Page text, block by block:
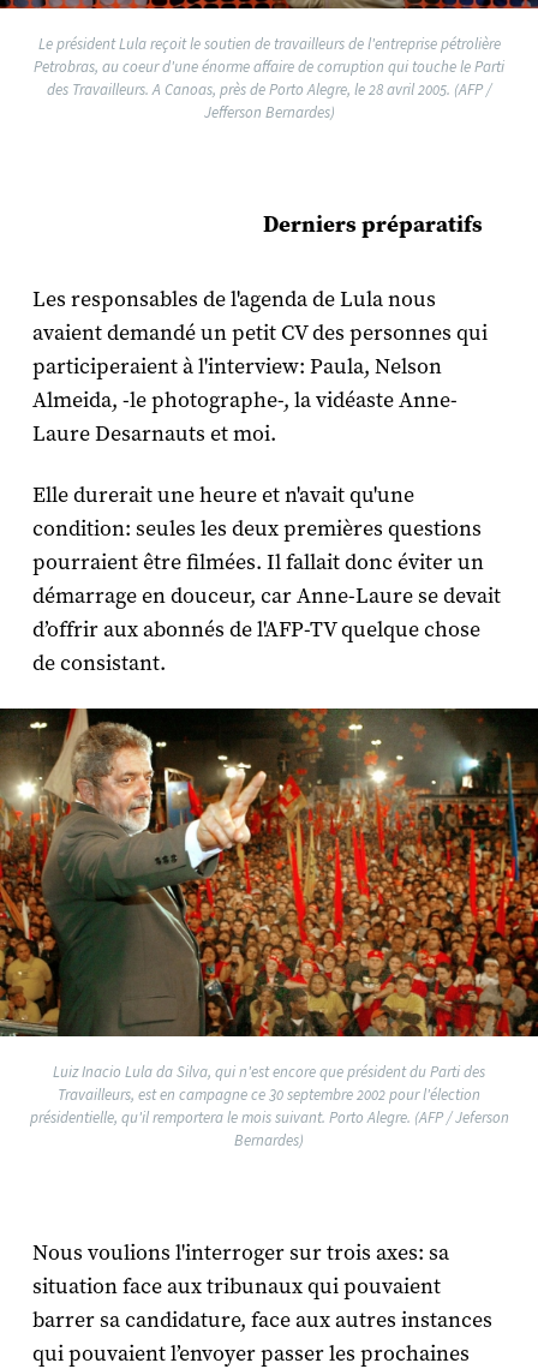
Le président Lula reçoit le soutien de travailleurs de l'entreprise pétrolière
Petrobras, au coeur d'une énorme affaire de corruption qui touche le Parti
des Travailleurs. A Canoas, près de Porto Alegre, le 28 avril 2005. (AFP /
Jefferson Bernardes)
Derniers préparatifs
Les responsables de l'agenda de Lula nous
avaient demandé un petit CV des personnes qui
participeraient à l'interview: Paula, Nelson
Almeida, -le photographe-, la vidéaste Anne-
Laure Desarnauts et moi.
Elle durerait une heure et n'avait qu'une
condition: seules les deux premières questions
pourraient être filmées. Il fallait donc éviter un
démarrage en douceur, car Anne-Laure se devait
d’offrir aux abonnés de l'AFP-TV quelque chose
de consistant.
Luiz Inacio Lula da Silva, qui n'est encore que président du Parti des
Travailleurs, est en campagne ce 30 septembre 2002 pour l'élection
présidentielle, qu'il remportera le mois suivant. Porto Alegre. (AFP / Jeferson
Bernardes)
Nous voulions l'interroger sur trois axes: sa
situation face aux tribunaux qui pouvaient
barrer sa candidature, face aux autres instances
qui pouvaient l’envoyer passer les prochaines